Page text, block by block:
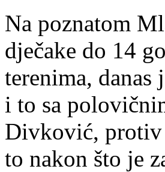
Na poznatom
dječake do 14
terenima, danas
i to sa
Divković, protiv
to nakon što je